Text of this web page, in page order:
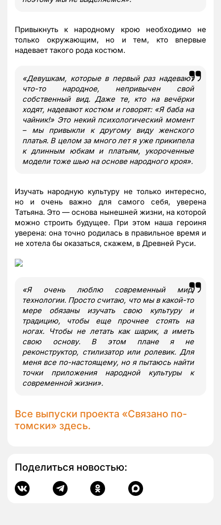
Привыкнуть к народному крою необходимо не
только окружающим, но и тем, кто впервые
надевает такого рода костюм.
«Девушкам, которые в первый раз надевают
что-то народное, непривычен свой
собственный вид. Даже те, кто на вечёрки
ходят, надевают костюм и говорят: «Я баба на
чайник!» Это некий психологический момент
– мы привыкли к другому виду женского
платья. В целом за много лет я уже прикипела
к длинным юбкам и платьям, укороченные
модели тоже шью на основе народного кроя».
Изучать народную культуру не только интересно,
но и очень важно для самого себя, уверена
Татьяна. Это — основа нынешней жизни, на которой
можно строить будущее. При этом наша героиня
уверена: она точно родилась в правильное время и
не хотела бы оказаться, скажем, в Древней Руси.
«Я очень люблю современный мир,
технологии. Просто считаю, что мы в какой-то
мере обязаны изучать свою культуру и
традицию, чтобы еще прочнее стоять на
ногах. Чтобы не летать как шарик, а иметь
свою основу. В этом плане я не
реконструктор, стилизатор или ролевик. Для
меня все по-настоящему, но я пытаюсь найти
точки приложения народной культуры к
современной жизни».
Все выпуски проекта «Связано по-
томски» здесь.
Поделиться новостью: